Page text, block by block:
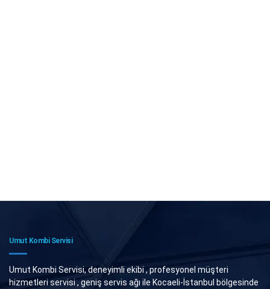
Umut Kombi Servisi
Umut Kombi Servisi, deneyimli ekibi , profesyonel müşteri
hizmetleri servisi , geniş servis ağı ile Kocaeli-İstanbul bölgesinde